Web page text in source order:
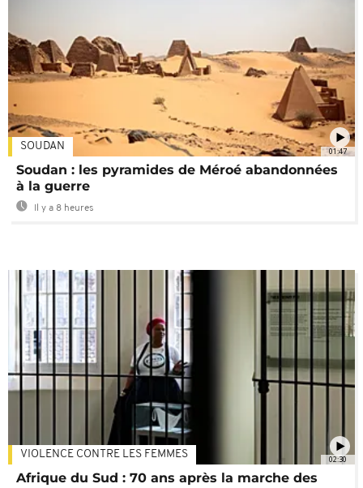
01:47
SOUDAN
Soudan : les pyramides de Méroé abandonnées
à la guerre
Il y a 8 heures
02:30
VIOLENCE CONTRE LES FEMMES
Afrique du Sud : 70 ans après la marche des